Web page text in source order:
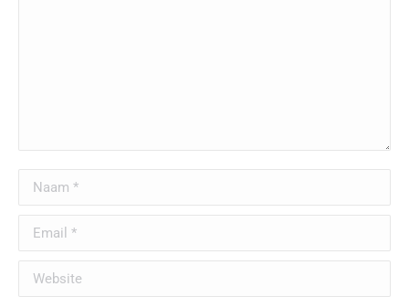
Naam *
Email *
Website